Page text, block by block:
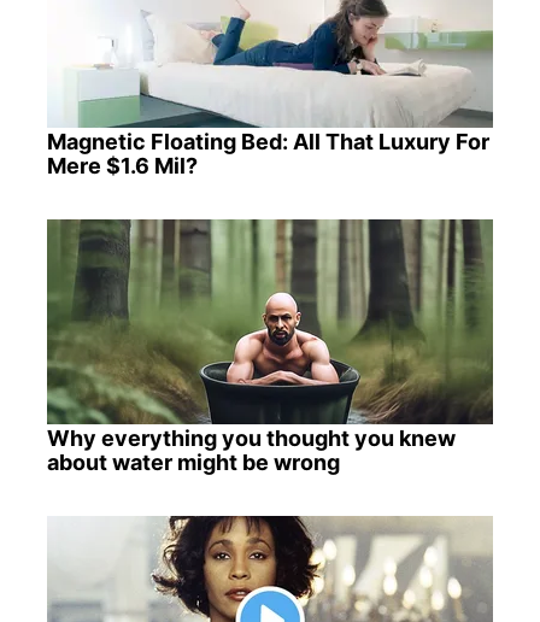
Magnetic Floating Bed: All That Luxury For
Mere $1.6 Mil?
Why everything you thought you knew
about water might be wrong